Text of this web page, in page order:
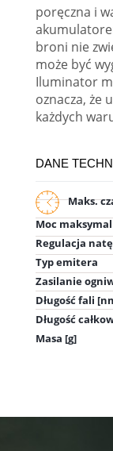
poręczna i
broni nie
może być
Iluminator
oznacza, że
każdych
DANE
Maks.
Moc
Regulacja
Typ emitera
Zasilanie
Długość fali
Długość
Masa [g]